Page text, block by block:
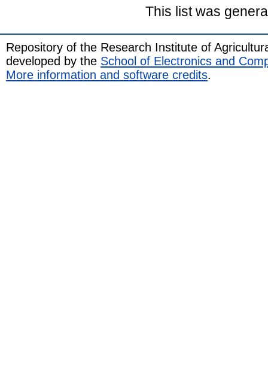
This list was
Repository of the Research Institute of
developed by the School of Electronics and
More information and software credits.